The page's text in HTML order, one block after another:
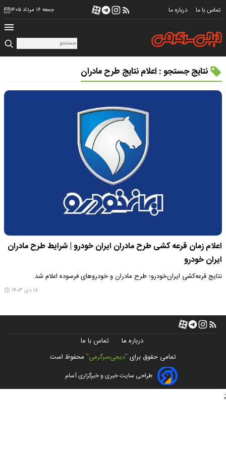
تماس با ما درباره ما جمعه ۱۶ مرداد ۱۴۰۵
نتایج جستجو : اعلام نتایج طرح مادران
اعلام زمان قرعه کشی طرح مادران ایران خودرو | شرایط طرح مادران
ایران خودرو
نتایج قرعه‌کشی ایران‌خودرو؛ طرح مادران و خودروهای فرسوده اعلام شد.
۱۸ دی ۱۴۰۳
درباره ما
تماس با ما
تمامی حقوق برای "دیجی‌سرگرمی" محفوظ است
طراحی سایت خبری و خبرگزاری آسام
;